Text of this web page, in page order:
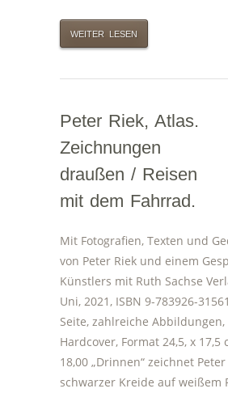
WEITER LESEN
Peter Riek, Atlas.
Zeichnungen
draußen / Reisen
mit dem Fahrrad.
Mit Fotografien, Texten und
von Peter Riek und einem
Künstlers mit Ruth Sachse
Uni, 2021, ISBN 9-783926-
Seite, zahlreiche Abbildungen,
Hardcover, Format 24,5, x 17,5
18,00 „Drinnen“ zeichnet
schwarzer Kreide auf weißem